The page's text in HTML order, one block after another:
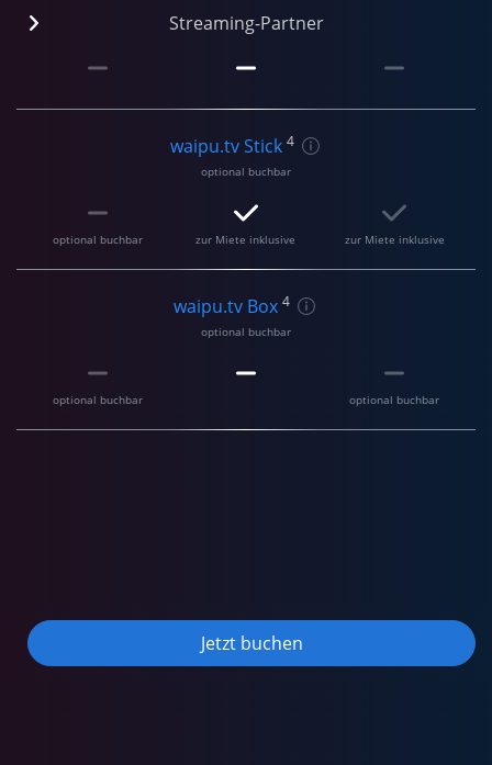
Streaming-Partner
waipu.tv Stick 4
optional buchbar
optional buchbar zur Miete inklusive zur Miete inklusive
waipu.tv Box 4
optional buchbar
optional buchbar optional buchbar
Jetzt buchen